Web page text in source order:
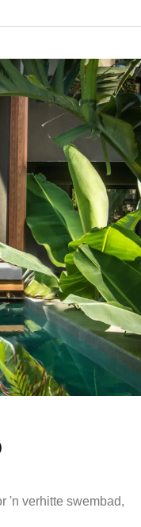
'n verhitte swembad,